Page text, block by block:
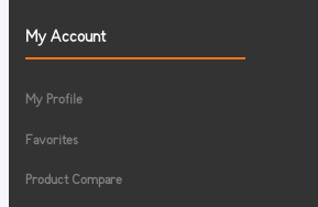
My Account
My Profile
Favorites
Product Compare